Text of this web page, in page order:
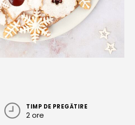
TIMP DE PREGĂTIRE
2 ore